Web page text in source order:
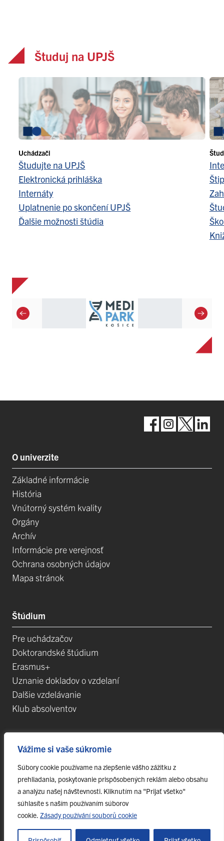
Vážime si vaše súkromie
Súbory cookie používame na zlepšenie vášho zážitku z
prehliadania, poskytovanie prispôsobených reklám alebo obsahu
a analýzu našej návštevnosti. Kliknutím na "Prijať všetko"
súhlasíte s naším používaním súborov
cookie. Zásady používání souborů cookie
Študuj na UPJŠ
Uchádzači
Študujte na UPJŠ
Elektronická prihláška
Internáty
Uplatnenie po skončení UPJŠ
Ďalšie možnosti štúdia
O univerzite
Základné informácie
História
Vnútorný systém kvality
Orgány
Archív
Informácie pre verejnosť
Ochrana osobných údajov
Mapa stránok
Štúdium
Pre uchádzačov
Doktorandské štúdium
Erasmus+
Uznanie dokladov o vzdelaní
Dalšie vzdelávanie
Klub absolventov
Veda
Postdoktorandské pozíce
Projekty
Špičkové tímy
TIP-UPJŠ